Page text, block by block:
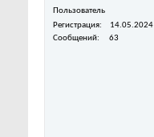
Пользователь
Регистрация
14.05.2024
Сообщений
63